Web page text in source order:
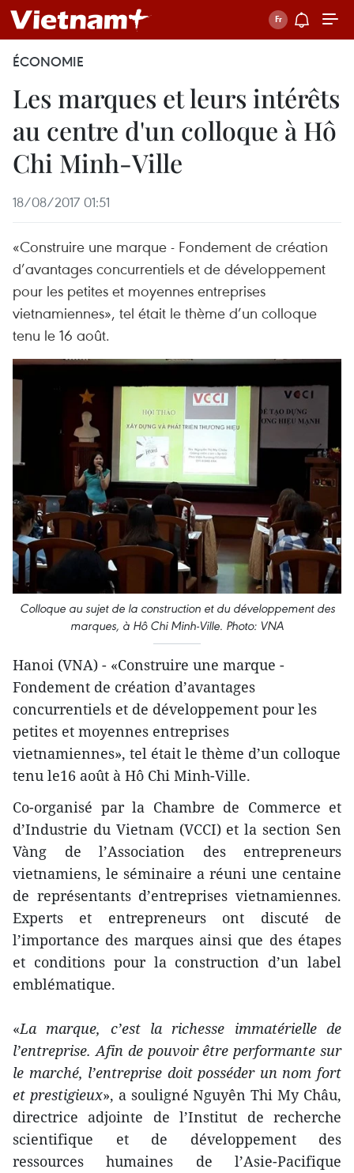
ÉCONOMIE
Les marques et leurs intérêts
au centre d'un colloque à Hô
Chi Minh-Ville
18/08/2017 01:51
«Construire une marque - Fondement de création
d’avantages concurrentiels et de développement
pour les petites et moyennes entreprises
vietnamiennes», tel était le thème d’un colloque
tenu le 16 août.
Colloque au sujet de la construction et du développement des
marques, à Hô Chi Minh-Ville. Photo: VNA
Hanoi (VNA) - «Construire une marque -
Fondement de création d’avantages
concurrentiels et de développement pour les
petites et moyennes entreprises
vietnamiennes», tel était le thème d’un colloque
tenu le16 août à Hô Chi Minh-Ville.
Co-organisé par la Chambre de Commerce et
d’Industrie du Vietnam (VCCI) et la section Sen
Vàng de l’Association des entrepreneurs
vietnamiens, le séminaire a réuni une centaine
de représentants d’entreprises vietnamiennes.
Experts et entrepreneurs ont discuté de
l’importance des marques ainsi que des étapes
et conditions pour la construction d’un label
emblématique.
«La marque, c’est la richesse immatérielle de
l’entreprise. Afin de pouvoir être performante sur
le marché, l’entreprise doit posséder un nom fort
et prestigieux», a souligné Nguyên Thi My Châu,
directrice adjointe de l’Institut de recherche
scientifique et de développement des
ressources humaines de l’Asie-Pacifique